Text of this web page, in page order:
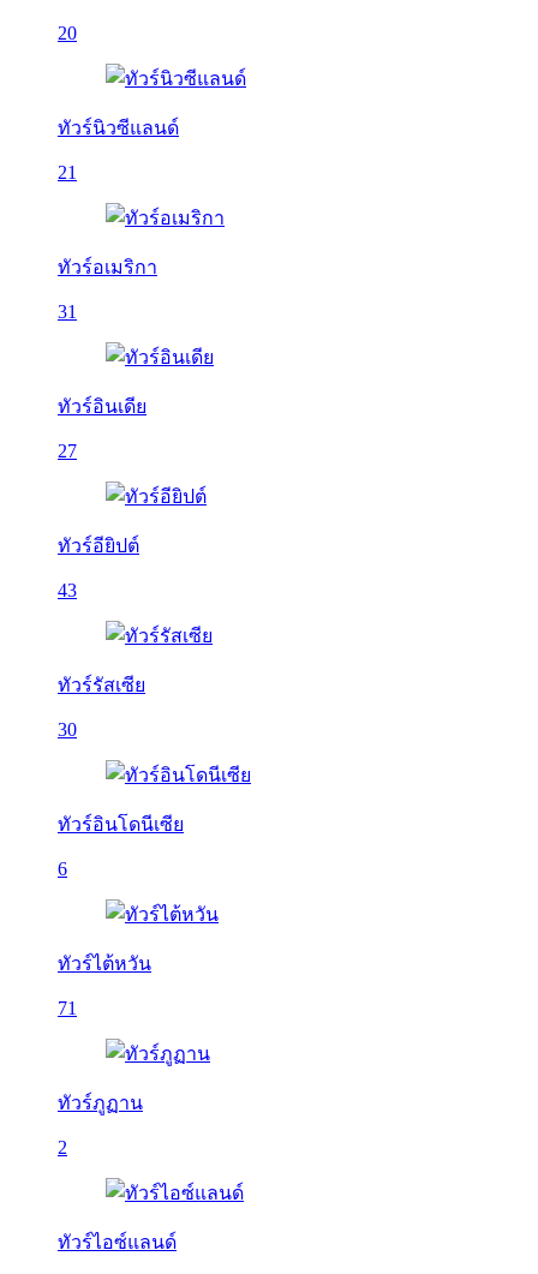
20
ทัวร์นิวซีแลนด์
21
ทัวร์อเมริกา
31
ทัวร์อินเดีย
27
ทัวร์อียิปต์
43
ทัวร์รัสเซีย
30
ทัวร์อินโดนีเซีย
6
ทัวร์ไต้หวัน
71
ทัวร์ภูฏาน
2
ทัวร์ไอซ์แลนด์